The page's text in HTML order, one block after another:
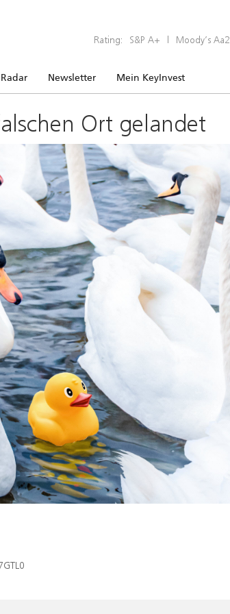
Rating: S&P A+ | Moody’s Aa2
Newsletter Mein KeyInvest
Ort gelandet